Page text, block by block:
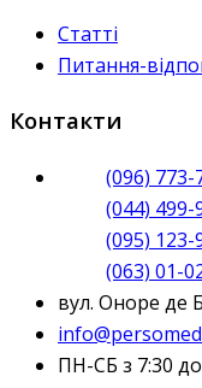
Статті
Питання-
Контакти
(096) 773-
(044) 499-
(095) 123-
(063) 01-
вул. Оноре де
ПН-СБ з 7:30